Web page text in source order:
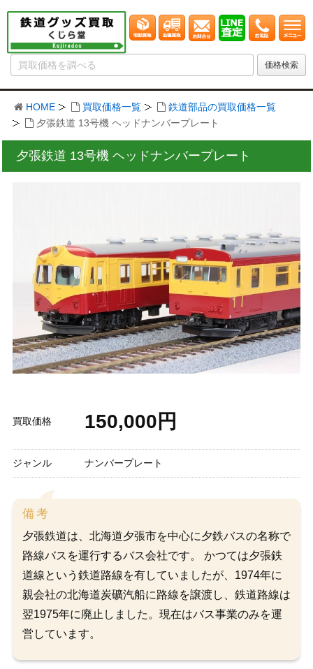
HOME 買取価格一覧
鉄道部品の買取価格一覧
夕張鉄道 13号機 ヘッドナンバープレート
夕張鉄道 13号機 ヘッドナンバープレート
買取価格 150,000円
ジャンル ナンバープレート
備考
夕張鉄道は、北海道夕張市を中心に夕鉄バスの名称で
路線バスを運行するバス会社です。 かつては夕張鉄
道線という鉄道路線を有していましたが、1974年に
親会社の北海道炭礦汽船に路線を譲渡し、鉄道路線は
翌1975年に廃止しました。現在はバス事業のみを運
営しています。